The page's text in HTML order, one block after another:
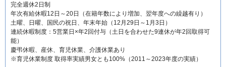
完全週休2日制
年次有給休暇12日～20日（在籍年数により増加、翌年度への繰越有り）
土曜、日曜、国民の祝日、年末年始（12月29日～1月3日）
連続休暇制度：5営業日×年2回付与（土日を合わせた9連休が年2回取得可
能）
慶弔休暇、産休、育児休業、介護休業あり
※育児休業制度 取得率実績男女とも100%（2011～2023年度の実績）